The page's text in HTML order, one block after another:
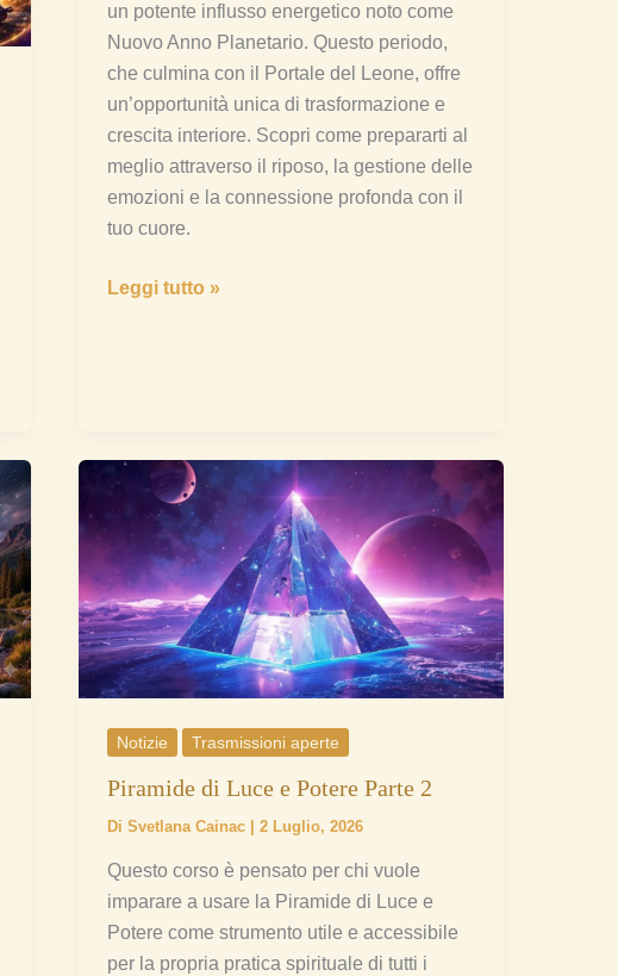
un potente influsso energetico noto come
Nuovo Anno Planetario. Questo periodo,
che culmina con il Portale del Leone, offre
un’opportunità unica di trasformazione e
crescita interiore. Scopri come prepararti al
meglio attraverso il riposo, la gestione delle
emozioni e la connessione profonda con il
tuo cuore.
Leggi tutto »
Notizie Trasmissioni aperte
Piramide di Luce e Potere Parte 2
Di Svetlana Cainac | 2 Luglio, 2026
Questo corso è pensato per chi vuole
imparare a usare la Piramide di Luce e
Potere come strumento utile e accessibile
per la propria pratica spirituale di tutti i
Piramide
Luce
e
Potere
Parte
2